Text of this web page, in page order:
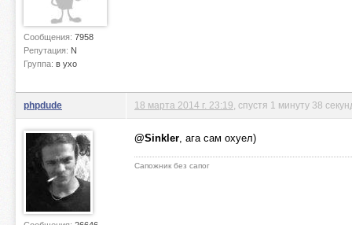
Сообщения: 7958
Репутация: N
Группа: в ухо
phpdude 18 марта 2014 г. 23:19 , спустя 1 минуту 38
@Sinkler, ага сам охуел)
Сапожник без сапог